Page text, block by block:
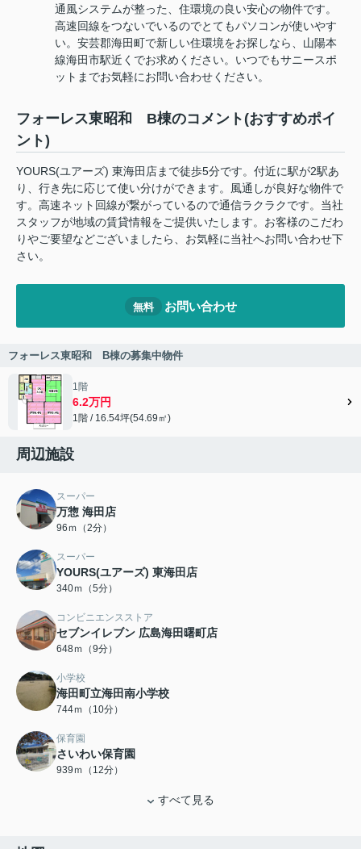
通風システムが整った、住環境の良い安心の物件です。
高速回線をつないでいるのでとてもパソコンが使いやす
い。安芸郡海田町で新しい住環境をお探しなら、山陽本
線海田市駅近くでお求めください。いつでもサニースポ
ットまでお気軽にお問い合わせください。
フォーレス東昭和 B棟のコメント(おすすめポイ
ント)
YOURS(ユアーズ) 東海田店まで徒歩5分です。付近に駅が2駅あ
り、行き先に応じて使い分けができます。風通しが良好な物件で
す。高速ネット回線が繋がっているので通信ラクラクです。当社
スタッフが地域の賃貸情報をご提供いたします。お客様のこだわ
りやご要望などございましたら、お気軽に当社へお問い合わせ下
さい。
無料 お問い合わせ
フォーレス東昭和 B棟の募集中物件
1階
6.2万円
1階 / 16.54坪(54.69㎡)
周辺施設
スーパー
万惣 海田店
96ｍ（2分）
スーパー
YOURS(ユアーズ) 東海田店
340ｍ（5分）
コンビニエンスストア
セブンイレブン 広島海田曙町店
648ｍ（9分）
小学校
海田町立海田南小学校
744ｍ（10分）
保育園
さいわい保育園
939ｍ（12分）
すべて見る